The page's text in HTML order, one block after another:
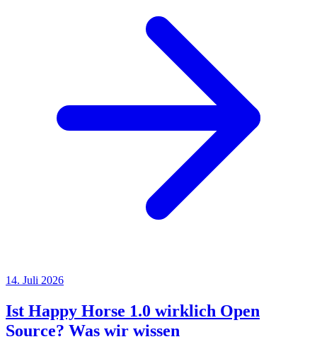
14. Juli 2026
Ist Happy Horse 1.0 wirklich Open
Source? Was wir wissen